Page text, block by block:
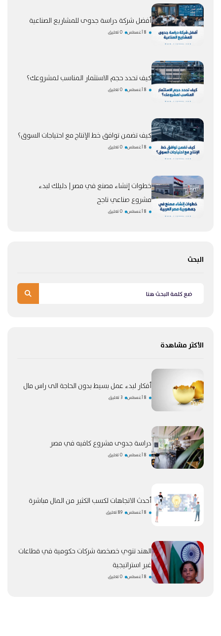
أفضل شركة دراسة جدوى للمشاريع الصناعية
8 أغسطس 0 تعليق
كيف تحدد حجم الاستثمار المناسب لمشروعك؟
8 أغسطس 0 تعليق
كيف تضمن توافق خط الإنتاج مع احتياجات السوق؟
8 أغسطس 0 تعليق
خطوات إنشاء مصنع في مصر| دليلك لبدء
مشروع صناعي ناجح
8 أغسطس 0 تعليق
البحث
الأكثر مشاهدة
أفكار لبدء عمل بسيط بدون الحاجة الى راس مال
8 أغسطس 3 تعليق
دراسة جدوى مشروع كافيه في مصر
8 أغسطس 0 تعليق
أحدث الاتجاهات لكسب الكثير من المال مباشرة
8 أغسطس 89 تعليق
الهند تنوي خصخصة شركات حكومية في قطاعات
غير استراتيجية
8 أغسطس 0 تعليق